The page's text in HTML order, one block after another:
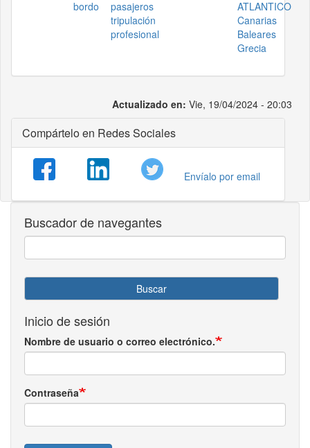
bordo
pasajeros
tripulación
profesional
ATLANTICO
Canarias
Baleares
Grecia
Actualizado en: Vie, 19/04/2024 - 20:03
Compártelo en Redes Sociales
Envíalo por email
Buscador de navegantes
Buscar
Inicio de sesión
Nombre de usuario o correo electrónico.
Contraseña